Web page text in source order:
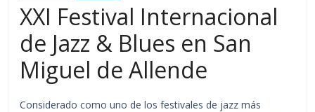
XXI Festival Internacional
de Jazz & Blues en San
Miguel de Allende
Considerado como uno de los festivales de jazz más